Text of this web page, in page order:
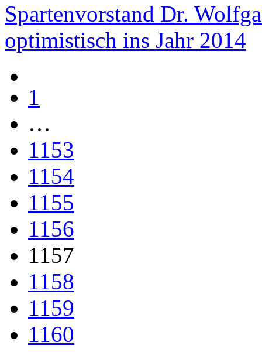
Spartenvorstand Dr.
optimistisch ins Jahr 2014
1
…
1153
1154
1155
1156
1157
1158
1159
1160